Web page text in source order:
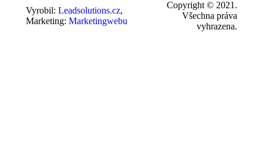
Vyrobil: Leadsolutions.cz,
Marketing: Marketingwebu
Copyright © 2021.
Všechna práva
vyhrazena.